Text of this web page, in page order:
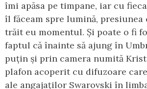
îmi apăsa pe timpane, iar cu
îl făceam spre lumină, presiunea
trăit eu momentul. Și poate o fi
faptul că înainte să ajung în
puțin și prin camera numită
plafon acoperit cu difuzoare
ale angajaților Swarovski în